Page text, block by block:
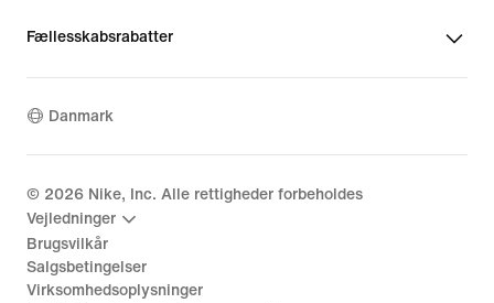
Fællesskabsrabatter
Danmark
© 2026 Nike, Inc. Alle rettigheder forbeholdes
Vejledninger
Brugsvilkår
Salgsbetingelser
Virksomhedsoplysninger